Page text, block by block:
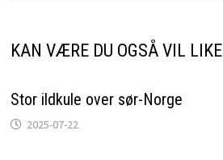
KAN VÆRE DU OGSÅ VIL LIKE
Stor ildkule over sør-Norge
2025-07-22